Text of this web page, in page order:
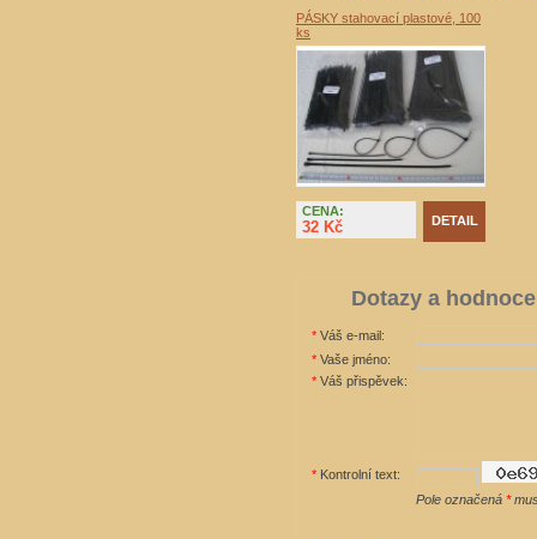
PÁSKY stahovací plastové, 100
ks
CENA:
32 Kč DETAIL
Dotazy a
* Váš e-mail:
* Vaše jméno:
* Váš přispěvek:
* Kontrolní text:
Pole označená *